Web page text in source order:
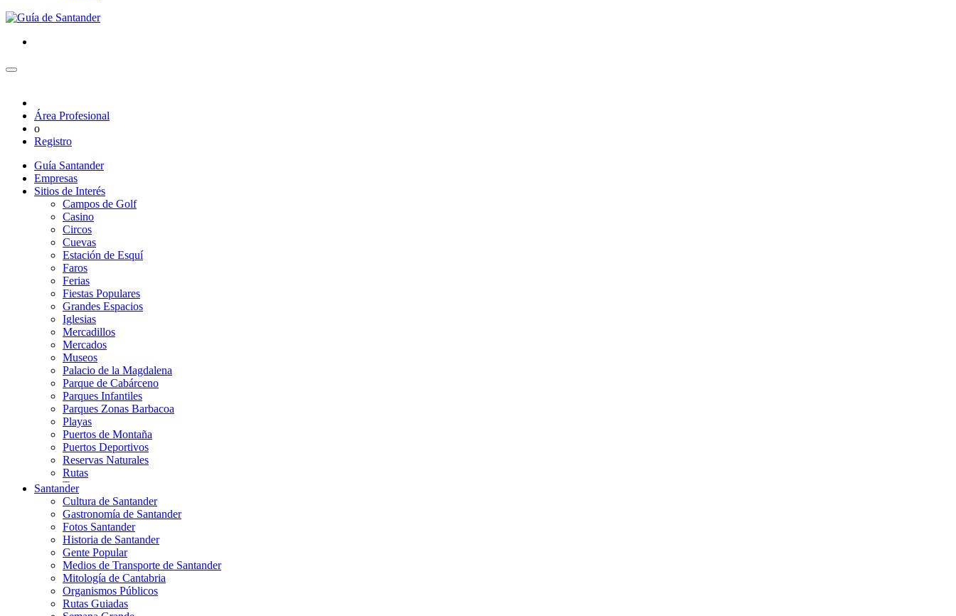
Área Profesional
o
Registro
Guía Santander
Empresas
Sitios de Interés
Campos de Golf
Casino
Circos
Cuevas
Estación de Esquí
Faros
Ferias
Fiestas Populares
Grandes Espacios
Iglesias
Mercadillos
Mercados
Museos
Palacio de la Magdalena
Parque de Cabárceno
Parques Infantiles
Parques Zonas Barbacoa
Playas
Puertos de Montaña
Puertos Deportivos
Reservas Naturales
Rutas
Teatros
Teléferico
Zoológicos
Santander
Cultura de Santander
Gastronomía de Santander
Fotos Santander
Historia de Santander
Gente Popular
Medios de Transporte de Santander
Mitología de Cantabria
Organismos Públicos
Rutas Guiadas